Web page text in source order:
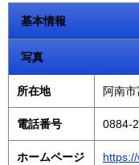
基本情報
写真
所在地 阿南
電話番号 0884-
ホームページ